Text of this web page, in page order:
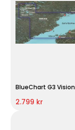
BlueChart G3 Vision
2.799 kr